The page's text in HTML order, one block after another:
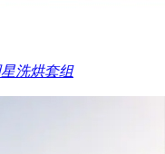
洗烘套组